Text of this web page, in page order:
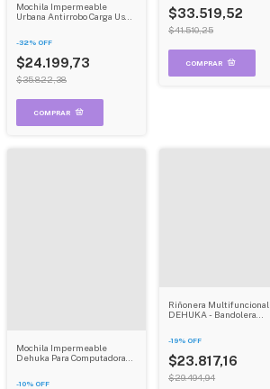
Mochila Impermeable
Urbana Antirrobo Carga Usb
-32% OFF
$24.199,73
$35.822,38
$33.519,52
$41.510,25
Mochila Impermeable
Dehuka Para Computadora
-10% OFF
Riñonera Multifuncional
DEHUKA - Bandolera
Outdoor
-19% OFF
$23.817,16
$29.494,94